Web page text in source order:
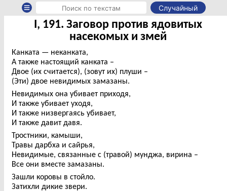
Случайный
I, 191. Заговор против ядовитых
насекомых и змей
Канката — неканката,
А также настоящий канката –
Двое (их считается), (зовут их) плуши –
(Эти) двое невидимых замазаны.
Невидимых она убивает приходя,
И также убивает уходя,
И также низвергаясь убивает,
И также давит давя.
Тростники, камыши,
Травы дарбха и сайрья,
Невидимые, связанные с (травой) мунджа, вирина –
Все они вместе замазаны.
Зашли коровы в стойло.
Затихли дикие звери.